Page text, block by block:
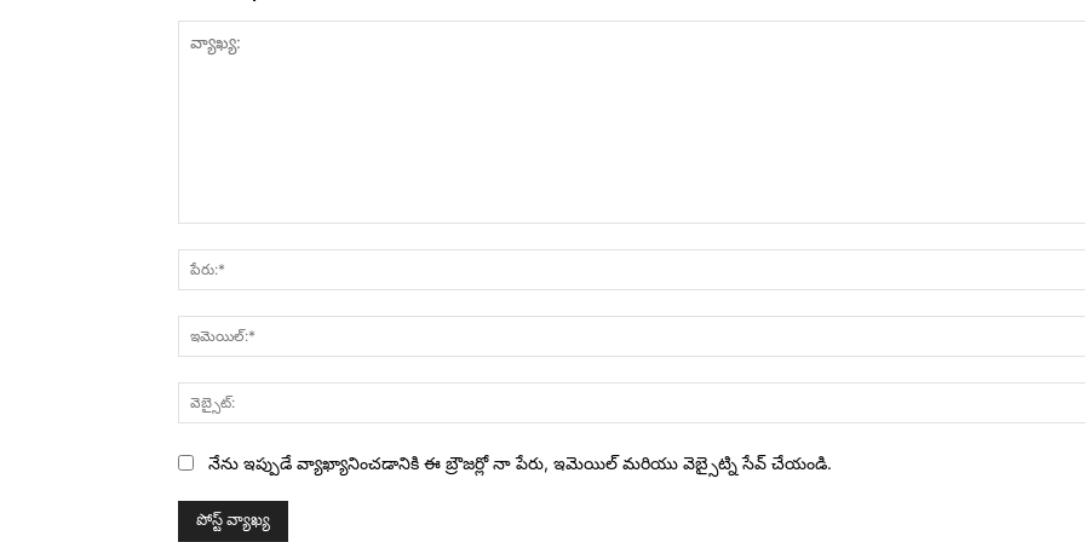
నేను ఇప్పుడే వ్యాఖ్యానించడానికి ఈ బ్రౌజర్లో నా పేరు, ఇమెయిల్ మరియు వెబ్సైట్ని సేవ్ చేయండి.